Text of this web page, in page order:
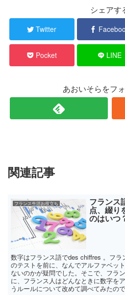
新
し
い
ィ
ド
ウ
で
)
ッ
ク
し
く
さ
い
(
ィ
ド
ウ
で
シェアす
Twitter
Pocket LINE
あおいそらをフ
関連記事
フランス生活お役立ち フランス
点、綴り
のはいつ
数字はフランス語でdes chiffres 。フ
のテストを前に、なんでアルファベッ
ないのかが疑問でした。そこで、フラ
に、フランス人はどんなときに数字を
うルールについて改めて調べてみたの